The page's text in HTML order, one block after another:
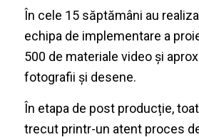
În cele 15 săptămâni au
echipa de implementare a
500 de materiale video și
fotografii și desene.
În etapa de post producție,
trecut printr-un atent proces